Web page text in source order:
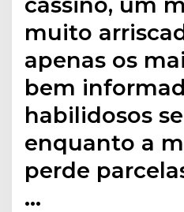
muito
apenas os
bem
habilidosos
enquanto a
perde
…